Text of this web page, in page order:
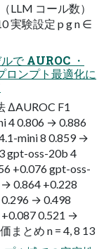
LLM コール数）
実験設定 p g n ∈
で AUROC ・
ロンプト最適化に
ΔAUROC F1
4 0.806 → 0.886
mini 8 0.859 →
gpt-oss-20b 4
+0.076 gpt-oss-
0.864 +0.228
→ 0.498
0.521 →
まとめ n = 4, 8 13